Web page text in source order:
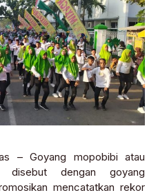
– Goyang mopobibi atau
disebut dengan goyang
mencatatkan rekor